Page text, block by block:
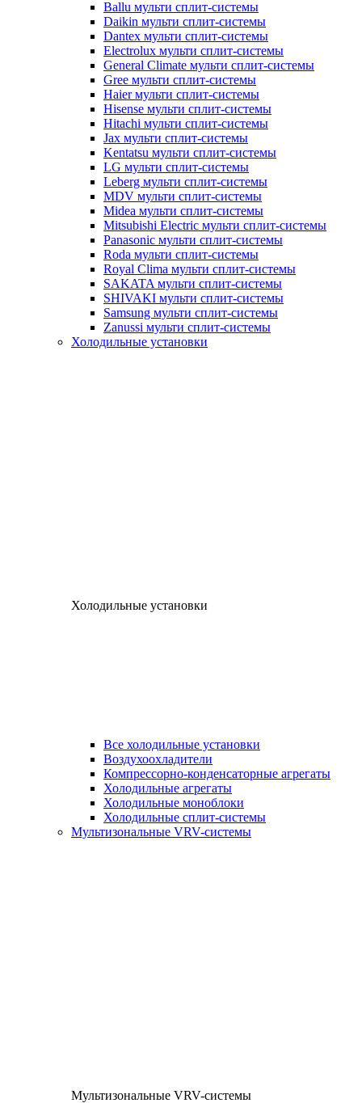
Ballu мульти сплит-системы
Daikin мульти сплит-системы
Dantex мульти сплит-системы
Electrolux мульти сплит-системы
General Climate мульти сплит-системы
Gree мульти сплит-системы
Haier мульти сплит-системы
Hisense мульти сплит-системы
Hitachi мульти сплит-системы
Jax мульти сплит-системы
Kentatsu мульти сплит-системы
LG мульти сплит-системы
Leberg мульти сплит-системы
MDV мульти сплит-системы
Midea мульти сплит-системы
Mitsubishi Electric мульти сплит-системы
Panasonic мульти сплит-системы
Roda мульти сплит-системы
Royal Clima мульти сплит-системы
SAKATA мульти сплит-системы
SHIVAKI мульти сплит-системы
Samsung мульти сплит-системы
Zanussi мульти сплит-системы
Холодильные установки
Холодильные установки
Все холодильные установки
Воздухоохладители
Компрессорно-конденсаторные агрегаты
Холодильные агрегаты
Холодильные моноблоки
Холодильные сплит-системы
Мультизональные VRV-системы
Мультизональные VRV-системы